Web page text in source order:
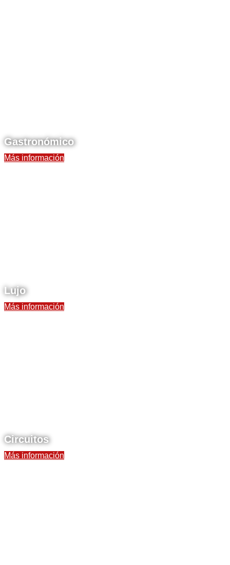
Gastronómico
Más información
Lujo
Más información
Circuitos
Más información